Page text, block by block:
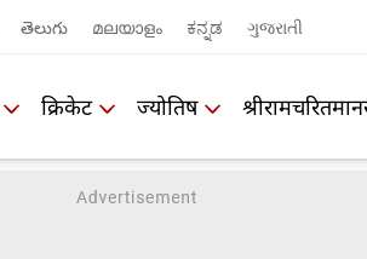
తెలుగు മലയാളം ಕನ್ನಡ ગુજરાતી
क्रिकेट ज्योतिष